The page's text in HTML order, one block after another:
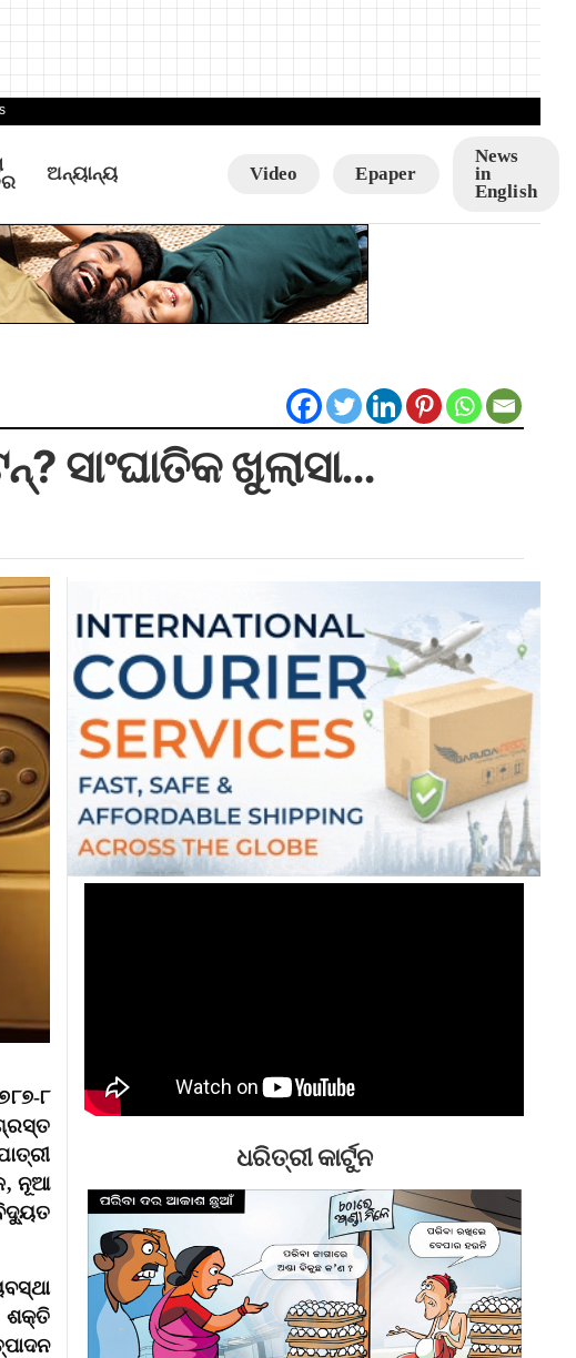
ଅନ୍ୟାନ୍ୟ Video Epaper
News
in
English
ସାଂଘାତିକ ଖୁଲାସା…
୮
ନୂଆ
ଧରିତ୍ରୀ କାର୍ଟୁନ